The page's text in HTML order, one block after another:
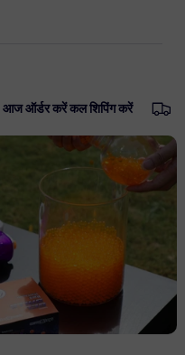
आज ऑर्डर करें कल शिपिंग करें